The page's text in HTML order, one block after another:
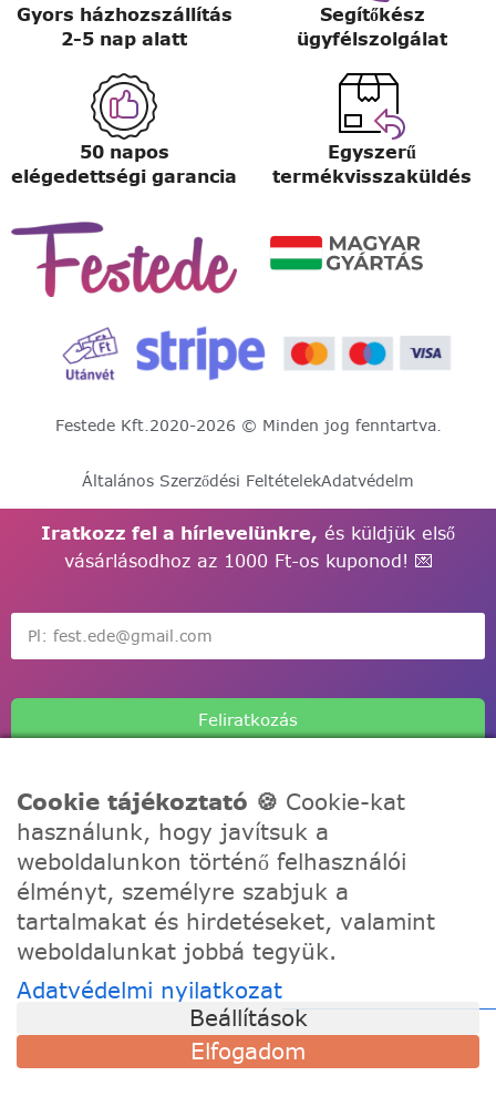
Gyors házhozszállítás
2-5 nap alatt
Segítőkész
ügyfélszolgálat
50 napos
elégedettségi garancia
Egyszerű
termékvisszaküldés
Festede Kft.2020-2026 © Minden jog fenntartva.
Általános Szerződési FeltételekAdatvédelm
Iratkozz fel a hírlevelünkre, és küldjük első
vásárlásodhoz az 1000 Ft-os kuponod! 💌
Feliratkozás
A Festede számozott kifestőkkel te is alkothatsz, akár egy
igazi művész! Fesd meg a remekműved korábbi
tapasztalat nélkül, töltődj fel és fejezd ki a kreativitásod!
TÁMOGATÁS
Szállítási információk
Visszaküldés és csere
Cookie tájékoztató 🍪 Cookie-kat
használunk, hogy javítsuk a
weboldalunkon történő felhasználói
élményt, személyre szabjuk a
tartalmakat és hirdetéseket, valamint
weboldalunkat jobbá tegyük.
Adatvédelmi nyilatkozat
Beállítások
Elfogadom